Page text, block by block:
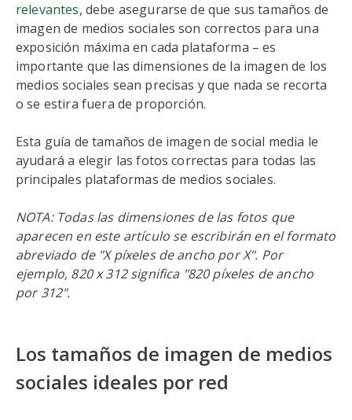
relevantes, debe asegurarse de que sus tamaños de
imagen de medios sociales son correctos para una
exposición máxima en cada plataforma – es
importante que las dimensiones de la imagen de los
medios sociales sean precisas y que nada se recorta
o se estira fuera de proporción.
Esta guía de tamaños de imagen de social media le
ayudará a elegir las fotos correctas para todas las
principales plataformas de medios sociales.
NOTA: Todas las dimensiones de las fotos que
aparecen en este artículo se escribirán en el formato
abreviado de "X píxeles de ancho por X". Por
ejemplo, 820 x 312 significa "820 píxeles de ancho
por 312".
Los tamaños de imagen de medios
sociales ideales por red